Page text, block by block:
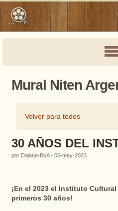
Mural Niten
Volver para todos
30 AÑOS DEL
por Daiana-BsA - 05-may-2023
¡En el 2023 el Instituto
primeros 30 años!